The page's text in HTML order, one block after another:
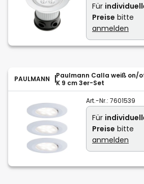
Für
Preise bitte
anmelden
PAULMANN
Paulmann Calla weiß on/
K 9 cm 3er-Set
Art.-Nr.: 7601539
Für
Preise bitte
anmelden